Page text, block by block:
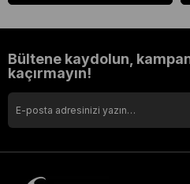
Bültene kaydolun,
kaçırmayın!